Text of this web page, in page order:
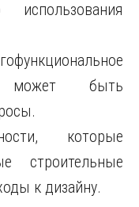
может быть
которые
строительные
к дизайну.